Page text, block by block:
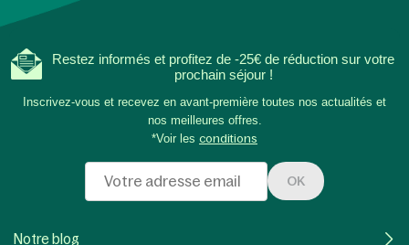
Restez informés et profitez de -25€ de réduction sur votre
prochain séjour !
Inscrivez-vous et recevez en avant-première toutes nos actualités et
nos meilleures offres.
*Voir les conditions
OK
Notre blog